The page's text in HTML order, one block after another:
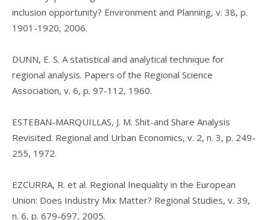
inclusion opportunity? Environment and Planning, v. 38, p.
1901-1920, 2006.
DUNN, E. S. A statistical and analytical technique for
regional analysis. Papers of the Regional Science
Association, v. 6, p. 97-112, 1960.
ESTEBAN-MARQUILLAS, J. M. Shit-and Share Analysis
Revisited. Regional and Urban Economics, v. 2, n. 3, p. 249-
255, 1972.
EZCURRA, R. et al. Regional Inequality in the European
Union: Does Industry Mix Matter? Regional Studies, v. 39,
n. 6, p. 679-697, 2005.